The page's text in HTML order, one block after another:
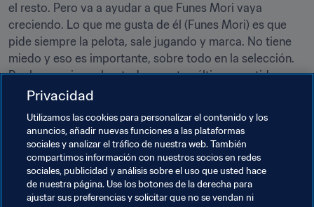
el resto. Pero va a ayudar a que Funes Mori vaya
creciendo. Lo que me gusta de él (Funes Mori) es que
pide siempre la pelota, sale jugando y marca. No tiene
miedo y eso es importante, sobre todo en la selección.
Por lo que vi, y sobre todo en estos últimos partidos,
Argentina tiene centrales para rato.
¿Se clasifica para Rusia 2018?
¡Sí! Eso espero. Me gustaría ir a ver el Mundial y
disfrutarlo. No creo que tenga problemas, aunque la
eliminatoria sea muy dura. Lo vi jugar estos dos últimos
partidos y tengo mucha fe en que lo logrará.
Privacidad
Utilizamos las cookies para personalizar el contenido y los
anuncios, añadir nuevas funciones a las plataformas
sociales y analizar el tráfico de nuestra web. También
compartimos información con nuestros socios en redes
sociales, publicidad y análisis sobre el uso que usted hace
de nuestra página. Use los botones de la derecha para
ajustar sus preferencias y solicitar que no se vendan ni